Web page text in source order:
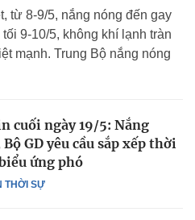
từ 8-9/5, nắng nóng đến gay
9-10/5, không khí lạnh tràn
mạnh. Trung Bộ nắng nóng
THỜI SỰ
cuối ngày 19/5: Nắng
GD yêu cầu sắp xếp thời
ứng phó